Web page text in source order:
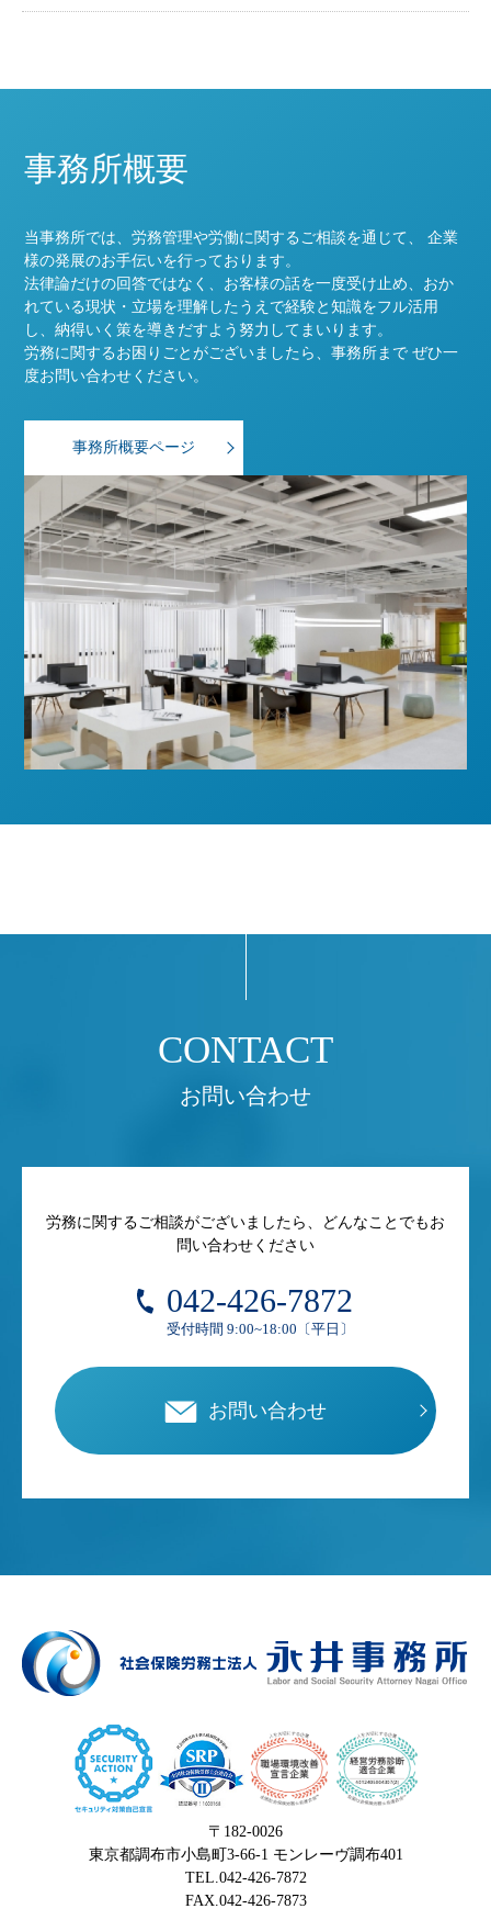
事務所概要
当事務所では、労務管理や労働に関するご相談を通じて、 企業
様の発展のお手伝いを行っております。
法律論だけの回答ではなく、お客様の話を一度受け止め、おか
れている現状・立場を理解したうえで経験と知識をフル活用
し、納得いく策を導きだすよう努力してまいります。
労務に関するお困りごとがございましたら、事務所まで ぜひ一
度お問い合わせください。
事務所概要ページ
お問い合わせ
労務に関するご相談がございましたら、どんなことでもお
問い合わせください
042-426-7872
受付時間 9:00~18:00〔平日〕
お問い合わせ
〒182-0026
東京都調布市小島町3-66-1 モンレーヴ調布401
TEL.042-426-7872
FAX.042-426-7873